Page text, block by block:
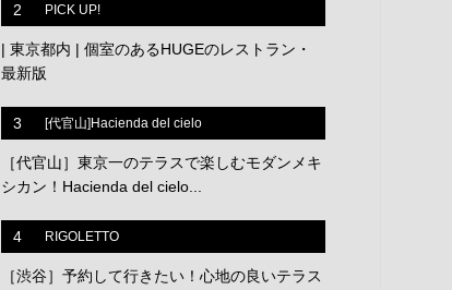
2 PICK UP!
| 東京都内 | 個室のあるHUGEのレストラン・
最新版
3 [代官山]Hacienda del cielo
［代官山］東京一のテラスで楽しむモダンメキ
シカン！Hacienda del cielo...
4 RIGOLETTO
［渋谷］予約して行きたい！心地の良いテラス